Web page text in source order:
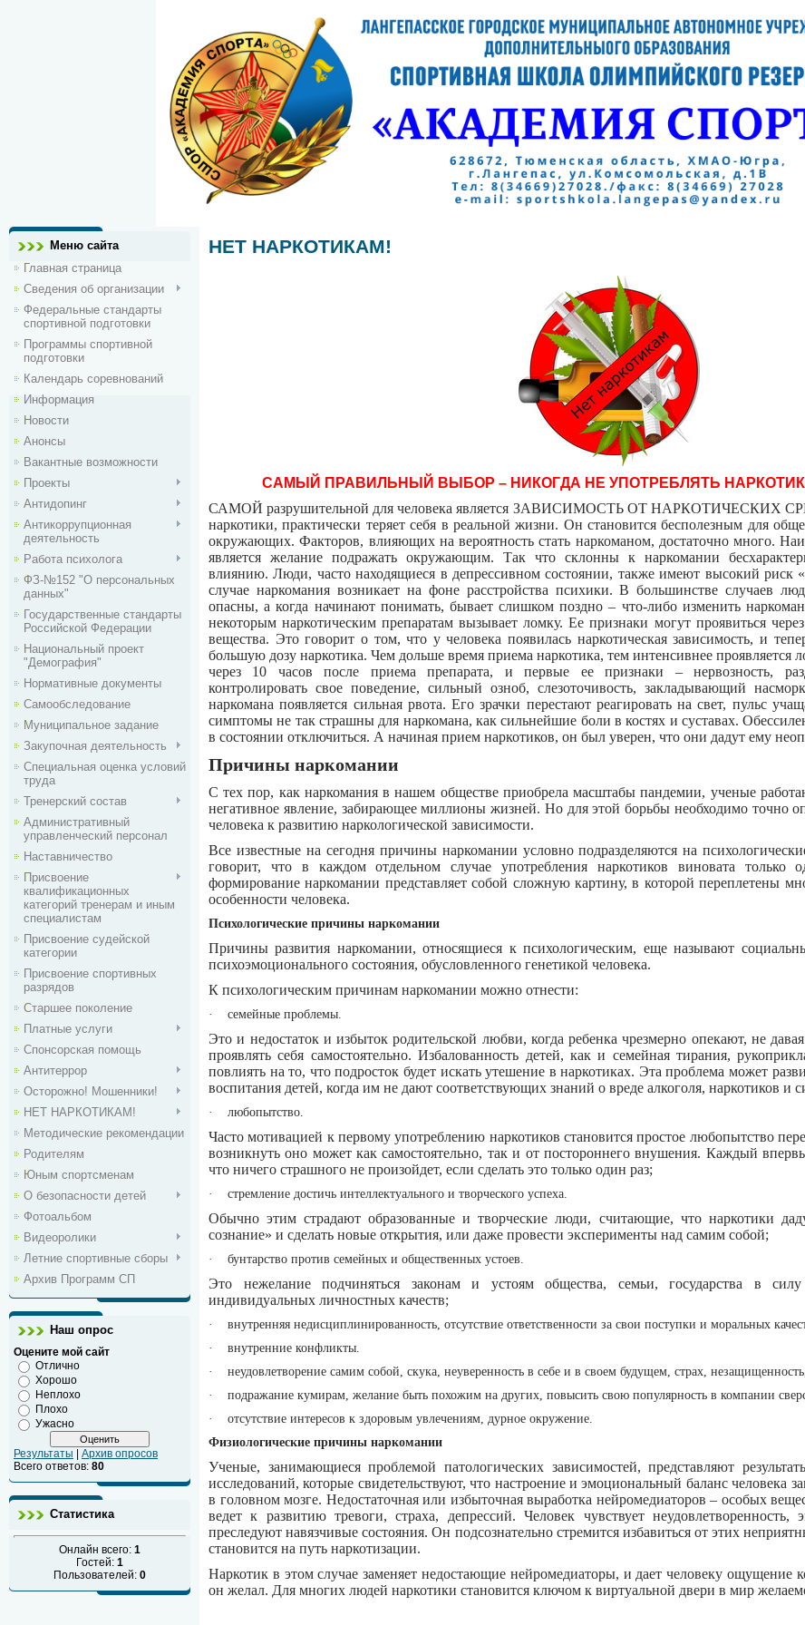
Меню сайта
Главная страница
Сведения об организации
Федеральные стандарты
спортивной подготовки
Программы спортивной
подготовки
Календарь соревнований
Информация
Новости
Анонсы
Вакантные возможности
Проекты
Антидопинг
Антикоррупционная
деятельность
Работа психолога
ФЗ-№152 "О персональных
данных"
Государственные стандарты
Российской Федерации
Национальный проект
"Демография"
Нормативные документы
Самообследование
Муниципальное задание
Закупочная деятельность
Специальная оценка условий
труда
Тренерский состав
Административный
управленческий персонал
Наставничество
Присвоение
квалификационных
категорий тренерам и иным
специалистам
Присвоение судейской
категории
Присвоение спортивных
разрядов
Старшее поколение
Платные услуги
Спонсорская помощь
Антитеррор
Осторожно! Мошенники!
НЕТ НАРКОТИКАМ!
Методические рекомендации
Родителям
Юным спортсменам
О безопасности детей
Фотоальбом
Видеоролики
Летние спортивные сборы
Архив Программ СП
Наш опрос
Оцените мой сайт
Отлично
Хорошо
Неплохо
Плохо
Ужасно
Результаты
Архив опросов
Всего ответов: 80
Статистика
Онлайн всего: 1
Гостей: 1
Пользователей: 0
НЕТ НАРКОТИКАМ!
САМЫЙ ПРАВИЛЬНЫЙ ВЫБОР – НИКОГДА НЕ УПОТРЕБЛЯТЬ
САМОЙ разрушительной для человека является ЗАВИСИМОСТЬ ОТ НАРКОТИЧЕСКИХ
наркотики, практически теряет себя в реальной жизни. Он становится бесполезным для
окружающих.Факторов, влияющих на вероятность стать наркоманом, достаточно много.
является желание подражать окружающим. Так что склонны к наркомании
влиянию.Люди, часто находящиеся в депрессивном состоянии, также имеют высокий риск
случае наркомания возникает на фоне расстройства психики. В большинстве случаев
опасны, а когда начинают понимать, бывает слишком поздно – что-либо изменить
некоторым наркотическим препаратам вызывает ломку. Ее признаки могут проявиться
вещества. Это говорит о том, что у человека появилась наркотическая зависимость, и
большую дозу наркотика. Чем дольше время приема наркотика, тем интенсивнее проявляется
через 10 часов после приема препарата, и первые ее признаки – нервозность,
контролировать свое поведение, сильный озноб, слезоточивость, закладывающий
наркомана появляется сильная рвота. Его зрачки перестают реагировать на свет, пульс
симптомы не так страшны для наркомана, как сильнейшие боли в костях и суставах.
в состоянии отключиться. А начиная прием наркотиков, он был уверен, что они дадут ему
Причины наркомании
С тех пор, как наркомания в нашем обществе приобрела масштабы пандемии, ученые
негативное явление, забирающее миллионы жизней. Но для этой борьбы необходимо точно
человека к развитию наркологической зависимости.
Все известные на сегодня причины наркомании условно подразделяются на
говорит, что в каждом отдельном случае употребления наркотиков виновата только
формирование наркомании представляет собой сложную картину, в которой переплетены
особенности человека.
Психологические причины наркомании
Причины развития наркомании, относящиеся к психологическим, еще называют
психоэмоционального состояния, обусловленного генетикой человека.
К психологическим причинам наркомании можно отнести:
· семейные проблемы.
Это и недостаток и избыток родительской любви, когда ребенка чрезмерно опекают, не
проявлять себя самостоятельно. Избалованность детей, как и семейная тирания,
повлиять на то, что подросток будет искать утешение в наркотиках. Эта проблема может
воспитания детей, когда им не дают соответствующих знаний о вреде алкоголя, наркотиков и
· любопытство.
Часто мотивацией к первому употреблению наркотиков становится простое любопытство
возникнуть оно может как самостоятельно, так и от постороннего внушения. Каждый
что ничего страшного не произойдет, если сделать это только один раз;
· стремление достичь интеллектуального и творческого успеха.
Обычно этим страдают образованные и творческие люди, считающие, что наркотики
сознание» и сделать новые открытия, или даже провести эксперименты над самим собой;
· бунтарство против семейных и общественных устоев.
Это нежелание подчиняться законам и устоям общества, семьи, государства в
индивидуальных личностных качеств;
· внутренняя недисциплинированность, отсутствие ответственности за свои поступки и моральных
· внутренние конфликты.
· неудовлетворение самим собой, скука, неуверенность в себе и в своем будущем, страх,
· подражание кумирам, желание быть похожим на других, повысить свою популярность в компании
· отсутствие интересов к здоровым увлечениям, дурное окружение.
Физиологические причины наркомании
Ученые, занимающиеся проблемой патологических зависимостей, представляют
исследований, которые свидетельствуют, что настроение и эмоциональный баланс человека
в головном мозге. Недостаточная или избыточная выработка нейромедиаторов – особых
ведет к развитию тревоги, страха, депрессий. Человек чувствует неудовлетворенность,
преследуют навязчивые состояния. Он подсознательно стремится избавиться от этих
становится на путь наркотизации.
Наркотик в этом случае заменяет недостающие нейромедиаторы, и дает человеку ощущение
он желал. Для многих людей наркотики становится ключом к виртуальной двери в мир